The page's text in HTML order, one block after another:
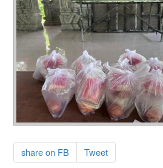
share on FB Tweet